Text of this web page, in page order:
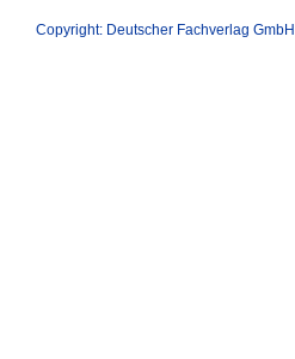
Copyright: Deutscher Fachverlag GmbH